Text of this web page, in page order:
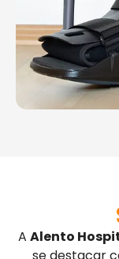
A Alento